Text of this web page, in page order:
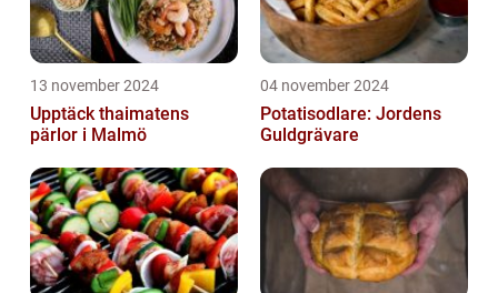
13 november 2024
Upptäck thaimatens
pärlor i Malmö
04 november 2024
Potatisodlare: Jordens
Guldgrävare